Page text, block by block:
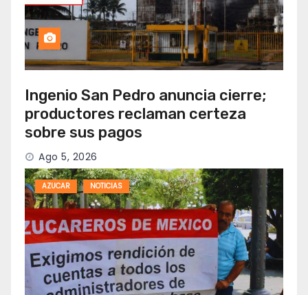
Ingenio San Pedro anuncia cierre;
productores reclaman certeza
sobre sus pagos
Ago 5, 2026
AZUCAR NOTICIAS